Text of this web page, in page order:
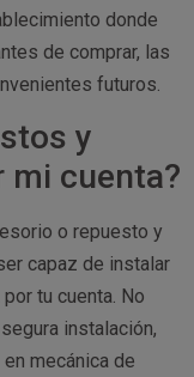
donde
de comprar, las
futuros.
y
mi cuenta?
o repuesto y
capaz de instalar
tu cuenta. No
instalación,
mecánica de